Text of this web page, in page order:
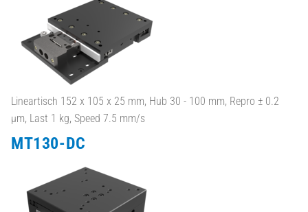
Lineartisch 152 x 105 x 25 mm, Hub 30 - 100 mm, Repro ± 0.2
µm, Last 1 kg, Speed 7.5 mm/s
MT130-DC